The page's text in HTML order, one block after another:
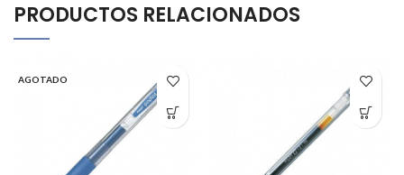
PRODUCTOS RELACIONADOS
AGOTADO